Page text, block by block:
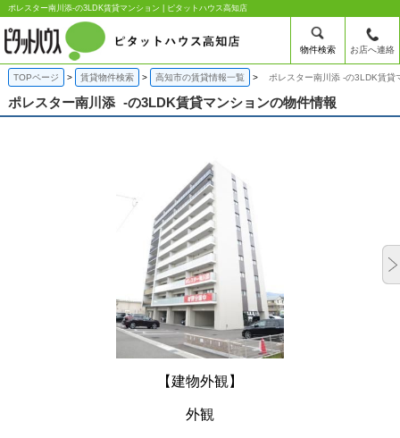
ポレスター南川添-の3LDK賃貸マンション | ピタットハウス高知店
物件検索 お店へ連絡
TOPページ 賃貸物件検索 高知市の賃貸情報一覧 ポレスター南川添 -の3LDK賃貸
ポレスター南川添 -の3LDK賃貸マンションの物件情報
【建物外観】
外観